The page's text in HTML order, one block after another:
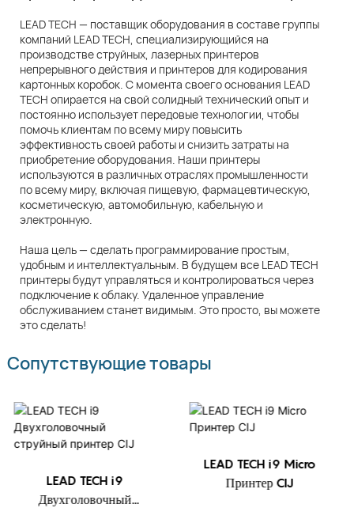
LEAD TECH — поставщик оборудования в составе группы
компаний LEAD TECH, специализирующийся на
производстве струйных, лазерных принтеров
непрерывного действия и принтеров для кодирования
картонных коробок. С момента своего основания LEAD
TECH опирается на свой солидный технический опыт и
постоянно использует передовые технологии, чтобы
помочь клиентам по всему миру повысить
эффективность своей работы и снизить затраты на
приобретение оборудования. Наши принтеры
используются в различных отраслях промышленности
по всему миру, включая пищевую, фармацевтическую,
косметическую, автомобильную, кабельную и
электронную.
Наша цель — сделать программирование простым,
удобным и интеллектуальным. В будущем все LEAD TECH
принтеры будут управляться и контролироваться через
подключение к облаку. Удаленное управление
обслуживанием станет видимым. Это просто, вы можете
это сделать!
Сопутствующие товары
LEAD TECH i9
Двухголовочный
LEAD TECH i9 Micro
Принтер CIJ